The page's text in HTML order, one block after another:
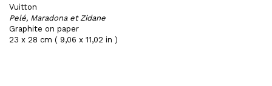
Vuitton
Pelé, Maradona et Zidane
Graphite on paper
23 x 28 cm ( 9,06 x 11,02 in )